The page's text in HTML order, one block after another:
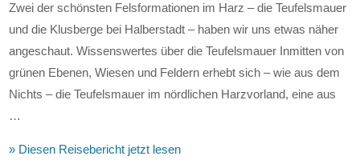
VIEW POST
Zwei der schönsten Felsformationen im Harz – die Teufelsmauer
und die Klusberge bei Halberstadt – haben wir uns etwas näher
angeschaut. Wissenswertes über die Teufelsmauer Inmitten von
grünen Ebenen, Wiesen und Feldern erhebt sich – wie aus dem
Nichts – die Teufelsmauer im nördlichen Harzvorland, eine aus
…
» Diesen Reisebericht jetzt lesen